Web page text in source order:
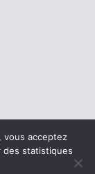
à l'École
vous acceptez
des statistiques